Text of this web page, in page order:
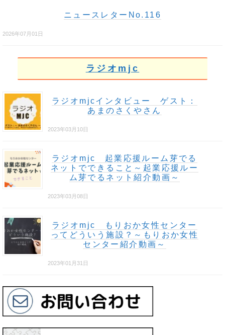
ニュースレターNo.116
2026年07月01日
ラジオmjc
ラジオmjcインタビュー ゲスト：
あまのさくやさん
2023年03月10日
ラジオmjc 起業応援ルーム芽でる
ネットでできること～起業応援ルー
ム芽でるネット紹介動画～
2023年03月08日
ラジオmjc もりおか女性センター
ってどういう施設？～もりおか女性
センター紹介動画～
2023年01月31日